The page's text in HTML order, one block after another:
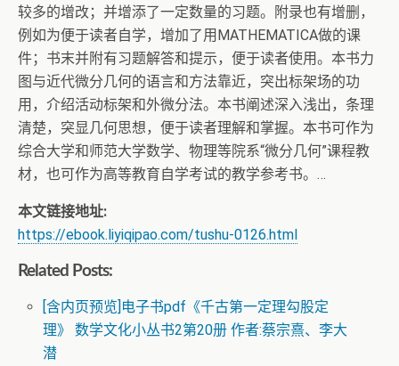
较多的增改；并增添了一定数量的习题。附录也有增删，
例如为便于读者自学，增加了用MATHEMATICA做的课
件；书末并附有习题解答和提示，便于读者使用。本书力
图与近代微分几何的语言和方法靠近，突出标架场的功
用，介绍活动标架和外微分法。本书阐述深入浅出，条理
清楚，突显几何思想，便于读者理解和掌握。本书可作为
综合大学和师范大学数学、物理等院系“微分几何”课程教
材，也可作为高等教育自学考试的教学参考书。…
本文链接地址:
https://ebook.liyiqipao.com/tushu-0126.html
Related Posts:
[含内页预览]电子书pdf《千古第一定理勾股定
理》 数学文化小丛书2第20册 作者:蔡宗熹、李大
潜